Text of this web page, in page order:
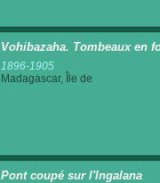
Vohibazaha. Tombeaux en
1896-1905
Madagascar, Île de
Pont coupé sur l'Ingalana